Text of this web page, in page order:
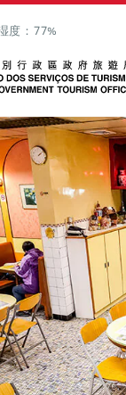
度： 77%
旅游局